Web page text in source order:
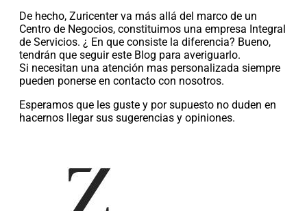
De hecho, Zuricenter va más allá del marco de un
Centro de Negocios, constituimos una empresa Integral
de Servicios. ¿ En que consiste la diferencia? Bueno,
tendrán que seguir este Blog para averiguarlo.
Si necesitan una atención mas personalizada siempre
pueden ponerse en contacto con nosotros.
Esperamos que les guste y por supuesto no duden en
hacernos llegar sus sugerencias y opiniones.